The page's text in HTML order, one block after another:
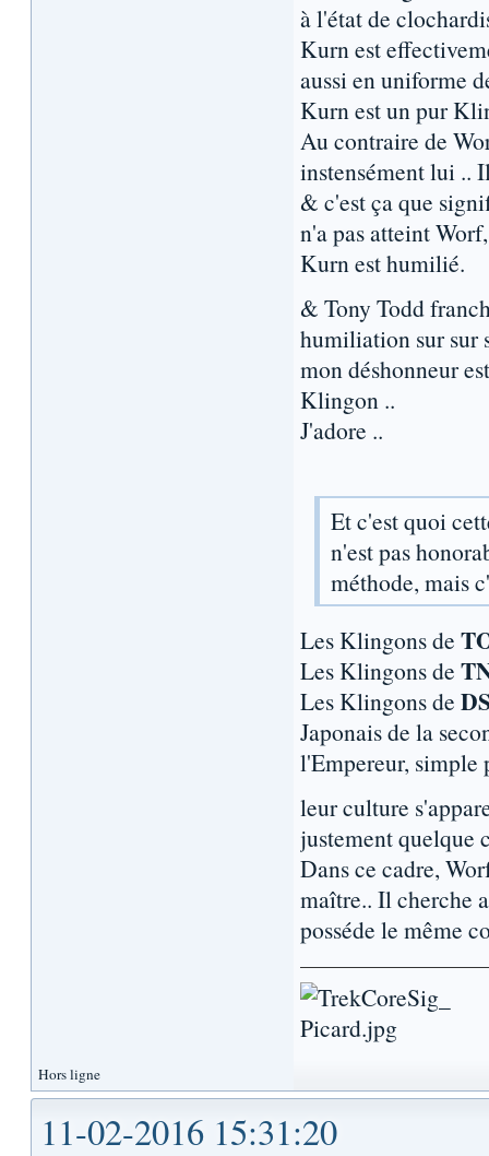
à l'état de
Kurn est
aussi en uniforme
Kurn est un pur
Au contraire de
instensément lui
& c'est ça que
n'a pas atteint
Kurn est humilié.
& Tony Todd
humiliation sur sur
mon déshonneur
Klingon ..
J'adore ..
Et c'est quoi
n'est pas
méthode, mais
Les Klingons de
Les Klingons de
Les Klingons de
Japonais de la
l'Empereur, simple
leur culture
justement quelque
Dans ce cadre,
maître.. Il cherche
posséde le même
Hors ligne
11-02-2016 15:31:20